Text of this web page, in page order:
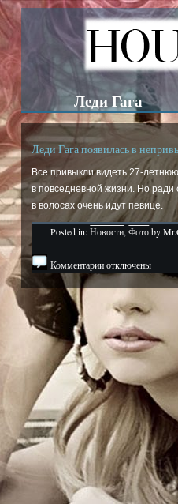
Леди Гага
Леди Гага появилась в
Все привыкли видеть 27-
в повседневной жизни. Но
в волосах очень идут певице.
Posted in:Новости,Фотоby
Комментарии отключены